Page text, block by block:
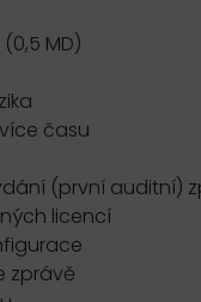
MD)
času
(první auditní)
licencí
zprávě